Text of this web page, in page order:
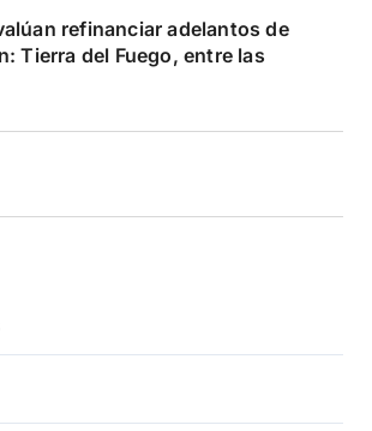
refinanciar adelantos de
Tierra del Fuego, entre las